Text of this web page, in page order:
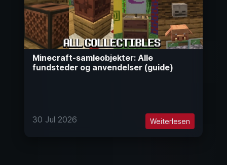
Minecraft-samleobjekter: Alle
fundsteder og anvendelser (guide)
30 Jul 2026 Weiterlesen